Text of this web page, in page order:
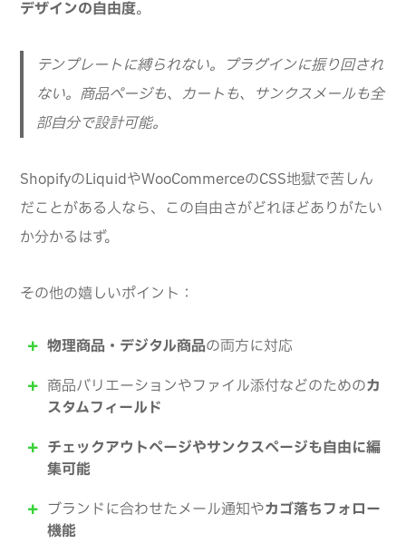
デザインの自由度。
テンプレートに縛られない。プラグインに振り回され
ない。商品ページも、カートも、サンクスメールも全
部自分で設計可能。
ShopifyのLiquidやWooCommerceのCSS地獄で苦しん
だことがある人なら、この自由さがどれほどありがたい
か分かるはず。
その他の嬉しいポイント：
物理商品・デジタル商品の両方に対応
商品バリエーションやファイル添付などのためのカ
スタムフィールド
チェックアウトページやサンクスページも自由に編
集可能
ブランドに合わせたメール通知やカゴ落ちフォロー
機能